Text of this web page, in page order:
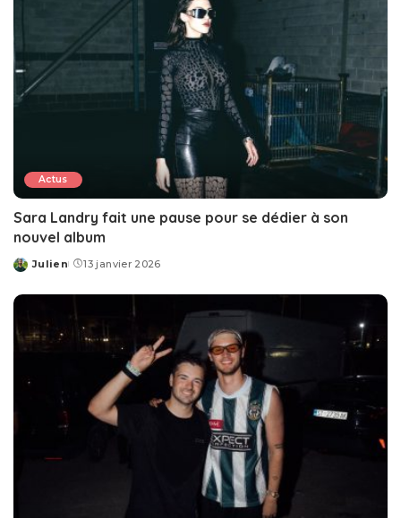
Actus
Sara Landry fait une pause pour se dédier à son
nouvel album
Posted
Julien 13 janvier 2026